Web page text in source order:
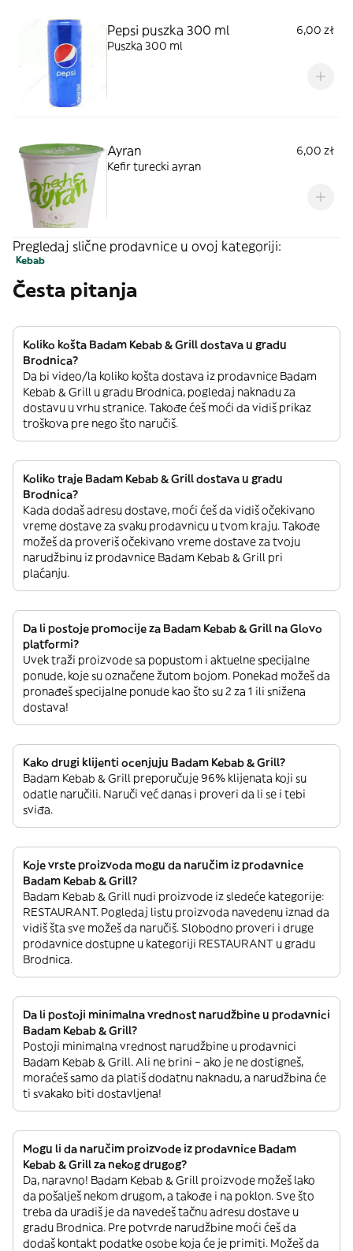
Pepsi puszka 300 ml
6,00 zł
Puszka 300 ml
Ayran
6,00 zł
Kefir turecki ayran
Pregledaj slične prodavnice u ovoj kategoriji:
Kebab
Česta pitanja
Koliko košta Badam Kebab & Grill dostava u gradu
Brodnica?
Da bi video/la koliko košta dostava iz prodavnice Badam
Kebab & Grill u gradu Brodnica, pogledaj naknadu za
dostavu u vrhu stranice. Takođe ćeš moći da vidiš prikaz
troškova pre nego što naručiš.
Koliko traje Badam Kebab & Grill dostava u gradu
Brodnica?
Kada dodaš adresu dostave, moći ćeš da vidiš očekivano
vreme dostave za svaku prodavnicu u tvom kraju. Takođe
možeš da proveriš očekivano vreme dostave za tvoju
narudžbinu iz prodavnice Badam Kebab & Grill pri
plaćanju.
Da li postoje promocije za Badam Kebab & Grill na Glovo
platformi?
Uvek traži proizvode sa popustom i aktuelne specijalne
ponude, koje su označene žutom bojom. Ponekad možeš da
pronađeš specijalne ponude kao što su 2 za 1 ili snižena
dostava!
Kako drugi klijenti ocenjuju Badam Kebab & Grill?
Badam Kebab & Grill preporučuje 96% klijenata koji su
odatle naručili. Naruči već danas i proveri da li se i tebi
sviđa.
Koje vrste proizvoda mogu da naručim iz prodavnice
Badam Kebab & Grill?
Badam Kebab & Grill nudi proizvode iz sledeće kategorije:
RESTAURANT. Pogledaj listu proizvoda navedenu iznad da
vidiš šta sve možeš da naručiš. Slobodno proveri i druge
prodavnice dostupne u kategoriji RESTAURANT u gradu
Brodnica.
Da li postoji minimalna vrednost narudžbine u prodavnici
Badam Kebab & Grill?
Postoji minimalna vrednost narudžbine u prodavnici
Badam Kebab & Grill. Ali ne brini – ako je ne dostigneš,
moraćeš samo da platiš dodatnu naknadu, a narudžbina će
ti svakako biti dostavljena!
Mogu li da naručim proizvode iz prodavnice Badam
Kebab & Grill za nekog drugog?
Da, naravno! Badam Kebab & Grill proizvode možeš lako
da pošalješ nekom drugom, a takođe i na poklon. Sve što
treba da uradiš je da navedeš tačnu adresu dostave u
gradu Brodnica. Pre potvrde narudžbine moći ćeš da
dodaš kontakt podatke osobe koja će je primiti. Možeš da